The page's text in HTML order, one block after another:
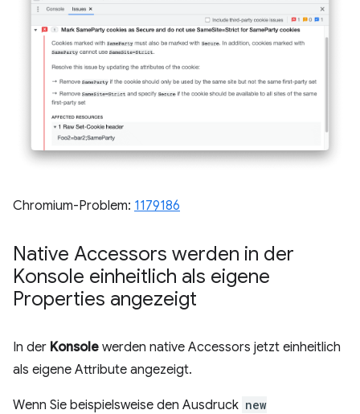
Chromium-Problem: 1179186
Native Accessors werden in der
Konsole einheitlich als eigene
Properties angezeigt
In der Konsole werden native Accessors jetzt einheitlich
als eigene Attribute angezeigt.
Wenn Sie beispielsweise den Ausdruck new